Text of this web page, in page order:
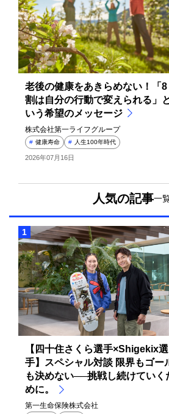
老後の健康をあきらめない！「8
割は自分の行動で変えられる」
いう希望のメッセージ
株式会社第一ライフグループ
# 健康寿命 # 人生100年時代
2026年07月16日
人気の記事一
1
【四十住さくら選手×Shigekix選
手】スペシャル対談 限界もゴー
も決めない──挑戦し続けていく
めに。
第一生命保険株式会社